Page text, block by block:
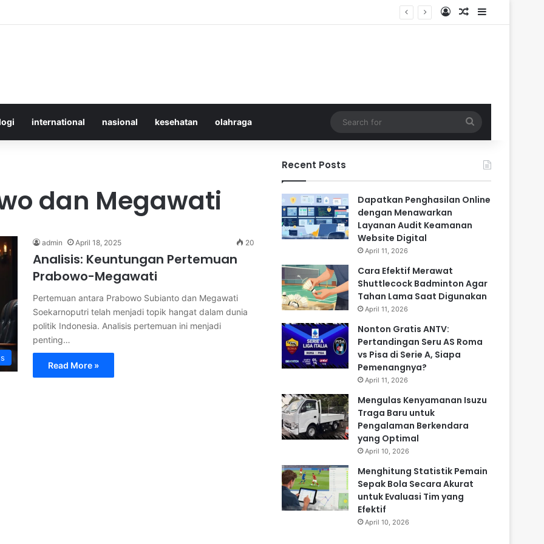
Log InRandom Article
Sidebar
international nasional kesehatan olahraga
for
dan Megawati
admin April 18, 2025 20
Analisis: Keuntungan Pertemuan
Prabowo-Megawati
Pertemuan antara Prabowo Subianto dan Megawati
Soekarnoputri telah menjadi topik hangat dalam dunia
politik Indonesia. Analisis pertemuan ini menjadi
penting…
Read More »
Recent Posts
Dapatkan Penghasilan Online
dengan Menawarkan
Layanan Audit Keamanan
Website Digital
April 11, 2026
Cara Efektif Merawat
Shuttlecock Badminton Agar
Tahan Lama Saat Digunakan
April 11, 2026
Nonton Gratis ANTV:
Pertandingan Seru AS Roma
vs Pisa di Serie A, Siapa
Pemenangnya?
April 11, 2026
Mengulas Kenyamanan Isuzu
Traga Baru untuk
Pengalaman Berkendara
yang Optimal
April 10, 2026
Menghitung Statistik Pemain
Sepak Bola Secara Akurat
untuk Evaluasi Tim yang
Efektif
April 10, 2026